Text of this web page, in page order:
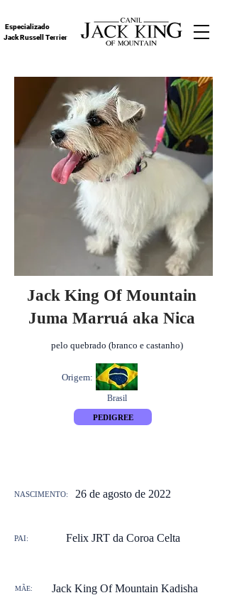
Especializado
Jack Russell Terrier
Jack King Of Mountain
Juma Marruá aka Nica
pelo quebrado (branco e castanho)
Origem:
Brasil
PEDIGREE
26 de agosto de 2022
NASCIMENTO:
PAI: Felix JRT da Coroa Celta
MÃE: Jack King Of Mountain Kadisha